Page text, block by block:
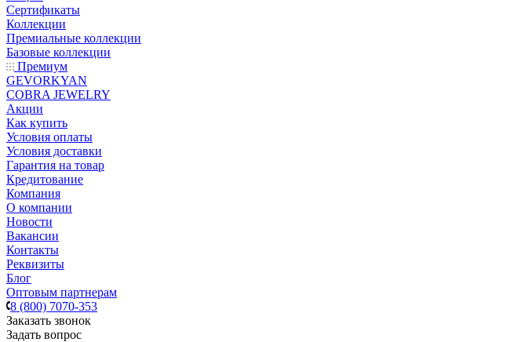
Сертификаты
Коллекции
Премиальные коллекции
Базовые коллекции
Премиум
GEVORKYAN
COBRA JEWELRY
Акции
Как купить
Условия оплаты
Условия доставки
Гарантия на товар
Кредитование
Компания
О компании
Новости
Вакансии
Контакты
Реквизиты
Блог
Оптовым партнерам
8 (800) 7070-353
Заказать звонок
Задать вопрос